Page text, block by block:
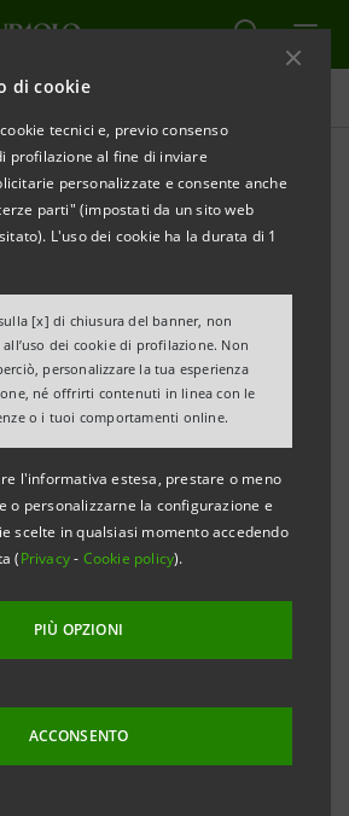
di cookie
tecnici e, previo consenso
profilazione al fine di inviare
personalizzate e consente anche
parti" (impostati da un sito web
L'uso dei cookie ha la durata di 1
[x] di chiusura del banner, non
all’uso dei cookie di profilazione. Non
personalizzare la tua esperienza
né offrirti contenuti in linea con le
o i tuoi comportamenti online.
l'informativa estesa, prestare o meno
o personalizzarne la configurazione e
scelte in qualsiasi momento accedendo
(Privacy- Cookie policy).
PIÙ OPZIONI
ACCONSENTO
STAMPA
PRIVATE BANKING SI
BEST PRIVATE BANK IN ITALY
2014
banca private del Gruppo Intesa
da Euromoney come la
nella categoria “Best private